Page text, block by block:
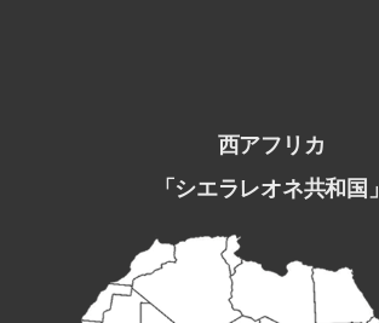
西アフリカ
「シエラレオネ共和国」